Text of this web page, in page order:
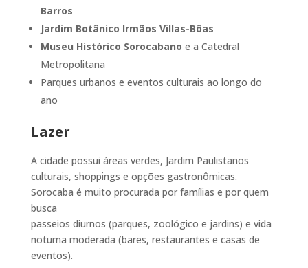
Barros
Jardim Botânico Irmãos Villas-Bôas
Museu Histórico Sorocabano e a Catedral
Metropolitana
Parques urbanos e eventos culturais ao longo do
ano
Lazer
A cidade possui áreas verdes, Jardim Paulistanos
culturais, shoppings e opções gastronômicas.
Sorocaba é muito procurada por famílias e por quem
busca
passeios diurnos (parques, zoológico e jardins) e vida
noturna moderada (bares, restaurantes e casas de
eventos).